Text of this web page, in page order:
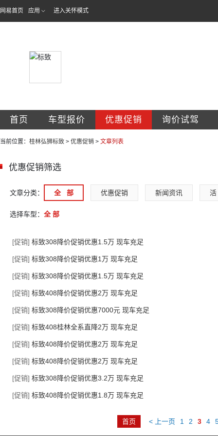
网易首页 应用 进入关怀模式
首页 车型报价 优惠促销 询价试驾
当前位置： 桂林弘狮标致 > 优惠促销 > 文章列表
优惠促销筛选
文章分类： 全   部 优惠促销 新闻资讯 活
选择车型： 全 部
[促销] 标致308降价促销优惠1.5万 现车充足
[促销] 标致308降价促销优惠1万 现车充足
[促销] 标致308降价促销优惠1.5万 现车充足
[促销] 标致408降价促销优惠2万 现车充足
[促销] 标致308降价促销优惠7000元 现车充足
[促销] 标致408桂林全系直降2万 现车充足
[促销] 标致408降价促销优惠2万 现车充足
[促销] 标致408降价促销优惠2万 现车充足
[促销] 标致308降价促销优惠3.2万 现车充足
[促销] 标致408降价促销优惠1.8万 现车充足
首页 < 上一页 1 2 3 4